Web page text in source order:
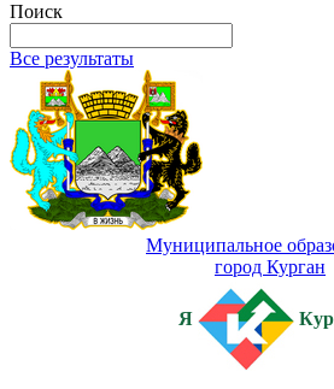
Поиск
Все результаты
Муниципальное
город Курган
Я